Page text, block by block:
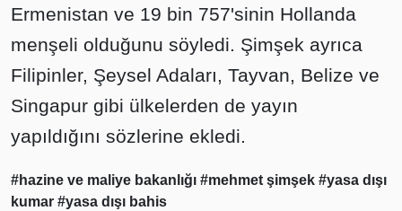
Ermenistan ve 19 bin 757'sinin Hollanda
menşeli olduğunu söyledi. Şimşek ayrıca
Filipinler, Şeysel Adaları, Tayvan, Belize ve
Singapur gibi ülkelerden de yayın
yapıldığını sözlerine ekledi.
#hazine ve maliye bakanlığı #mehmet şimşek #yasa dışı
kumar #yasa dışı bahis